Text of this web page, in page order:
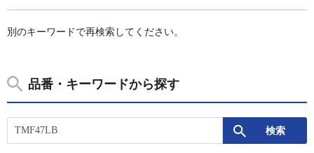
別のキーワードで再検索してください。
品番・キーワードから探す